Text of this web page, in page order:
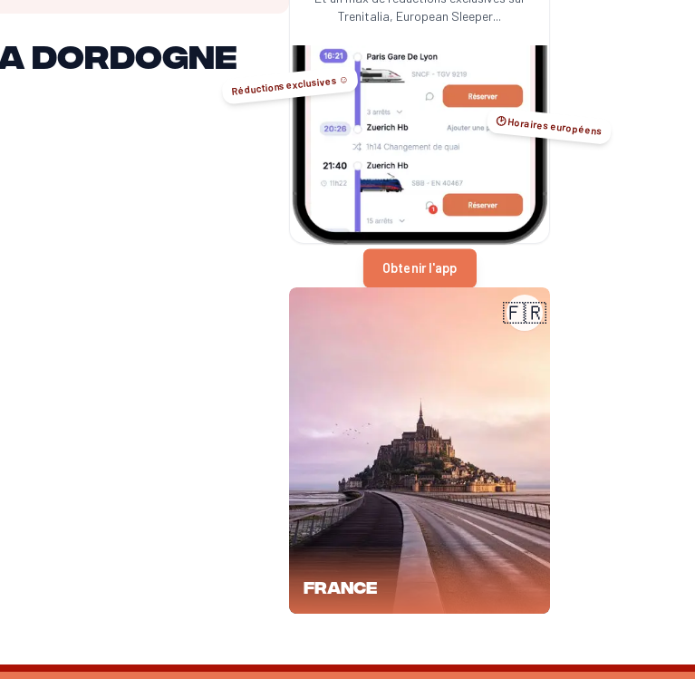
Dordogne
Trenitalia, European Sleeper...
Réductions exclusives ☺️
🕑 Horaires européens
Obtenir l'app
🇫🇷
France